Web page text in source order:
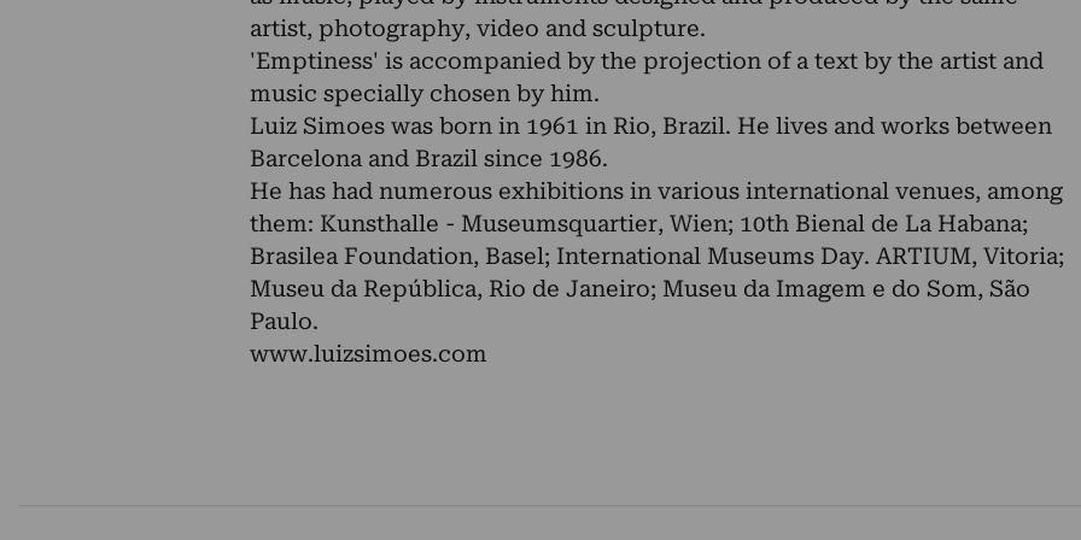
artist, photography, video and sculpture.
'Emptiness' is accompanied by the projection of a text by the artist and
music specially chosen by him.
Luiz Simoes was born in 1961 in Rio, Brazil. He lives and works between
Barcelona and Brazil since 1986.
He has had numerous exhibitions in various international venues, among
them: Kunsthalle - Museumsquartier, Wien; 10th Bienal de La Habana;
Brasilea Foundation, Basel; International Museums Day. ARTIUM, Vitoria;
Museu da República, Rio de Janeiro; Museu da Imagem e do Som, São
Paulo.
www.luizsimoes.com